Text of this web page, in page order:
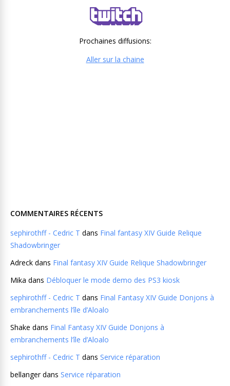
Prochaines diffusions:
Aller sur la chaine
COMMENTAIRES RÉCENTS
sephirothff - Cedric T dans Final fantasy XIV Guide Relique
Shadowbringer
Adreck dans Final fantasy XIV Guide Relique Shadowbringer
Mika dans Débloquer le mode demo des PS3 kiosk
sephirothff - Cedric T dans Final Fantasy XIV Guide Donjons à
embranchements l’île d’Aloalo
Shake dans Final Fantasy XIV Guide Donjons à
embranchements l’île d’Aloalo
sephirothff - Cedric T dans Service réparation
bellangerdans Service réparation